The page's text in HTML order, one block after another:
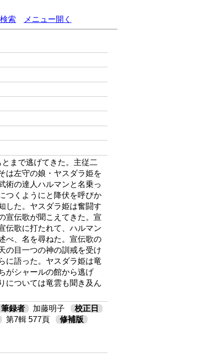
索 メニュー開く
まで逃げてきた。主従二
は左守の娘・ヤスダラ姫を
術の達人ハルマンと名乗っ
つくようにと降伏を呼びか
した。ヤスダラ姫は奮闘す
宣伝歌が聞こえてきた。宣
伝歌に打たれて、ハルマン
べ、名を尋ねた。宣伝歌の
の目一つの神の訓戒を受け
に語った。ヤスダラ姫は竜
がシャールの館から逃げ
については竜雲も聞き及ん
筆録者 加藤明子
校正日
第7輯 577頁
修補版